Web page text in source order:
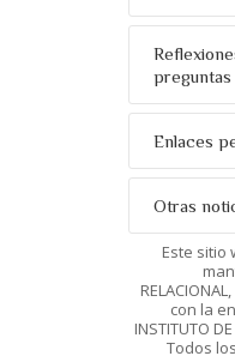
preguntas
Enlaces
Otras
Este sitio
con la
INSTITUTO
Todos